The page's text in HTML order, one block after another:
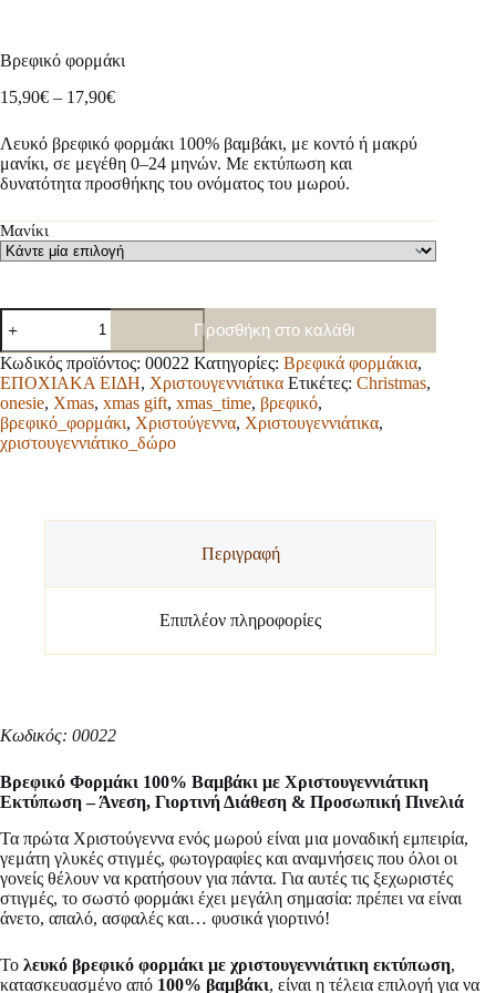
Βρεφικό φορμάκι
15,90€ – 17,90€Price
15,90€
through
17,90€
Λευκό βρεφικό φορμάκι 100% βαμβάκι, με κοντό ή μακρύ
μανίκι, σε μεγέθη 0–24 μηνών. Με εκτύπωση και
δυνατότητα προσθήκης του ονόματος του μωρού.
Μανίκι
Βρεφικό
φορμάκι
ποσότητα
Προσθήκη στο καλάθι
Κωδικός προϊόντος: 00022 Κατηγορίες: Βρεφικά φορμάκια,
ΕΠΟΧΙΑΚΑ ΕΙΔΗ, Χριστουγεννιάτικα Ετικέτες: Christmas,
onesie, Xmas, xmas gift, xmas_time, βρεφικό,
βρεφικό_φορμάκι, Χριστούγεννα, Χριστουγεννιάτικα,
χριστουγεννιάτικο_δώρο
Περιγραφή
Επιπλέον πληροφορίες
Κωδικός: 00022
Βρεφικό Φορμάκι 100% Βαμβάκι με Χριστουγεννιάτικη
Εκτύπωση – Άνεση, Γιορτινή Διάθεση & Προσωπική Πινελιά
Τα πρώτα Χριστούγεννα ενός μωρού είναι μια μοναδική εμπειρία,
γεμάτη γλυκές στιγμές, φωτογραφίες και αναμνήσεις που όλοι οι
γονείς θέλουν να κρατήσουν για πάντα. Για αυτές τις ξεχωριστές
στιγμές, το σωστό φορμάκι έχει μεγάλη σημασία: πρέπει να είναι
άνετο, απαλό, ασφαλές και… φυσικά γιορτινό!
Το λευκό βρεφικό φορμάκι με χριστουγεννιάτικη εκτύπωση,
κατασκευασμένο από 100% βαμβάκι, είναι η τέλεια επιλογή για να